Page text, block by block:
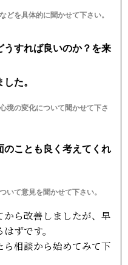
を具体的に聞かせて下さい。
うすれば良いのか？を来
た。
境の変化について聞かせて下さ
のことも良く考えてくれ
て意見を聞かせて下さい。
ら改善しましたが、早
ずです。
相談から始めてみて下